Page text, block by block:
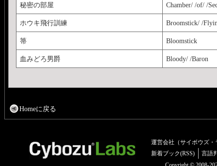
秘密の部屋 Chamber/ /of/ /
ホウキ飛行訓練 Broomstick/ /
箒 Bloomstick
血みどろ男爵 Bloody/ /Baron
Homeに戻る
運営会社（サイボウズ・
新着ブック(RSS)
言語